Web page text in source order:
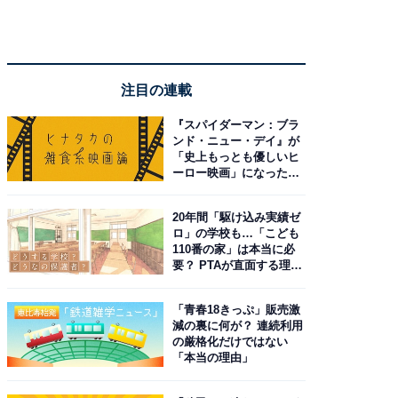
注目の連載
『スパイダーマン：ブラ
ンド・ニュー・デイ』が
「史上もっとも優しいヒ
ーロー映画」になった理
20年間「駆け込み実績ゼ
ロ」の学校も…「こども
110番の家」は本当に必
要？ PTAが直面する理想
「青春18きっぷ」販売激
減の裏に何が？ 連続利用
の厳格化だけではない
「本当の理由」